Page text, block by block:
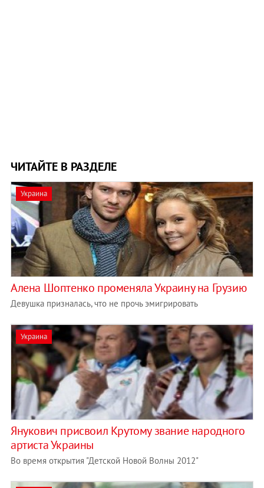
ЧИТАЙТЕ В РАЗДЕЛЕ
Украина
Алена Шоптенко променяла Украину на Грузию
Девушка призналась, что не прочь эмигрировать
Украина
Янукович присвоил Крутому звание народного
артиста Украины
Во время открытия "Детской Новой Волны 2012"